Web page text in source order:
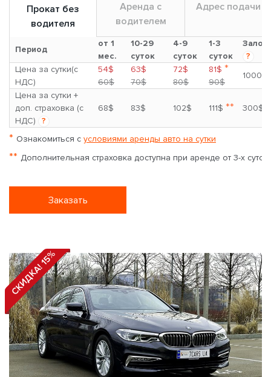
Прокат без
водителя
Аренда с
водителем
Адрес подачи
Период
от 1
мес.
10-29
суток
4-9
суток
1-3
суток
Залог
?
Цена за сутки(с
НДС)
54$
60$
63$
70$
72$
80$
81$ *
90$
1000$
Цена за сутки +
доп. страховка (с
НДС)
?
68$ 83$ 102$ 111$ ** 300$
* Ознакомиться с условиями аренды авто на сутки
** Дополнительная страховка доступна при аренде от 3-х суток
Заказать
СКИДКА! 15%